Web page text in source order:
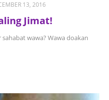
13, 2016
Jimat!
wawa? Wawa doakan